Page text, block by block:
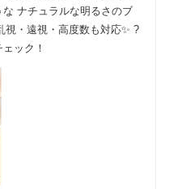
ナチュラルな明るさのブ
視・遠視・高度数も対応✨ ?
ック！